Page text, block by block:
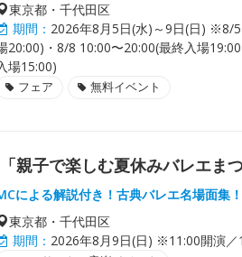
東京都・千代田区
期間： 2026年8月5日(水)～9日(日) ※8/
20:00)・8/8 10:00〜20:00(最終入場
場15:00)
フェア 無料イベント
親子で楽しむ夏休みバレエまつ
による解説付き！古典バレエ名場面集！
東京都・千代田区
期間： 2026年8月9日(日) ※11:00開演／